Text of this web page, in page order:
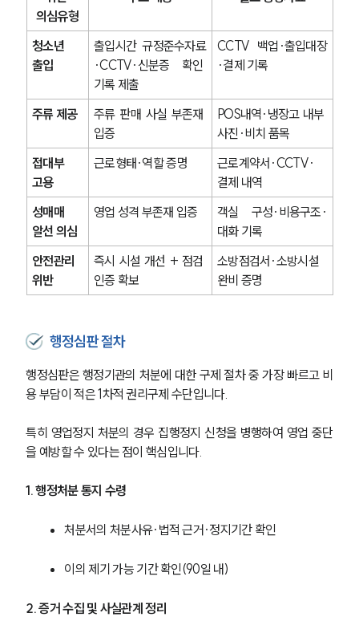
의심유형
청소년
출입
출입시간 규정준수자료
·CCTV·신분증 확인
기록 제출
CCTV 백업·출입대장
·결제 기록
주류 제공
주류 판매 사실 부존재
입증
POS내역·냉장고 내부
사진·비치 품목
접대부
고용
근로형태·역할 증명
근로계약서·CCTV·
결제 내역
성매매
알선 의심
영업 성격 부존재 입증
객실 구성·비용구조·
대화 기록
안전관리
위반
즉시 시설 개선 + 점검
인증 확보
소방점검서·소방시설
완비 증명
행정심판 절차
행정심판은 행정기관의 처분에 대한 구제 절차 중 가장 빠르고 비
용 부담이 적은 1차적 권리구제 수단입니다.
특히 영업정지 처분의 경우 집행정지 신청을 병행하여 영업 중단
을 예방할 수 있다는 점이 핵심입니다.
1. 행정처분 통지 수령
처분서의 처분사유·법적 근거·정지기간 확인
이의 제기 가능 기간 확인(90일 내)
2. 증거 수집 및 사실관계 정리